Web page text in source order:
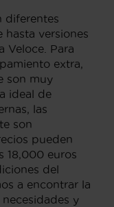
diferentes
hasta versiones
Veloce. Para
extra,
son muy
ideal de
las
son
pueden
18,000 euros
del
a encontrar la
y